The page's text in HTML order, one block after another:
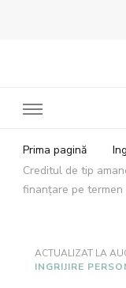
Prima pagină
Creditul de tip
finanțare pe termen
ACTUALIZAT LA
INGRIJIRE